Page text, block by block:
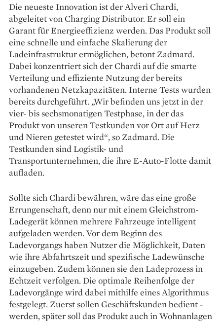
Die neueste Innovation ist der Alveri Chardi,
abgeleitet von Charging Distributor. Er soll ein
Garant für Energieeffizienz werden. Das Produkt soll
eine schnelle und ein­fache Skalierung der
Ladeinfrastruktur ermöglichen, betont Zadmard.
Dabei konzentriert sich der Chardi auf die smarte
Verteilung und effiziente Nutzung der bereits
vorhandenen Netzkapazitäten. Interne Tests wurden
bereits durchgeführt. „Wir befinden uns jetzt in der
vier- bis sechsmonatigen Testphase, in der das
Produkt von unseren Testkunden vor Ort auf Herz
und Nieren getestet wird“, so Zadmard. Die
Testkunden sind Logistik- und
Transportunternehmen, die ihre E-Auto-Flotte damit
auf­laden.
Sollte sich Chardi ­bewähren, wäre das eine große
Errungenschaft, denn nur mit einem Gleichstrom-
Lade­gerät können mehrere Fahrzeuge intelligent
aufgeladen werden. Vor dem Beginn des
Ladevorgangs haben Nutzer die Möglichkeit, Daten
wie ihre Abfahrtszeit und spezifische Ladewünsche
einzugeben. Zudem können sie den Lade­prozess in
Echtzeit verfolgen. Die optimale Reihenfolge der
Lade­vorgänge wird dabei mithilfe ­eines Algorithmus
festgelegt. Zuerst ­sollen Geschäftskunden bedient ­
werden, später soll das Produkt auch in Wohn­anlagen